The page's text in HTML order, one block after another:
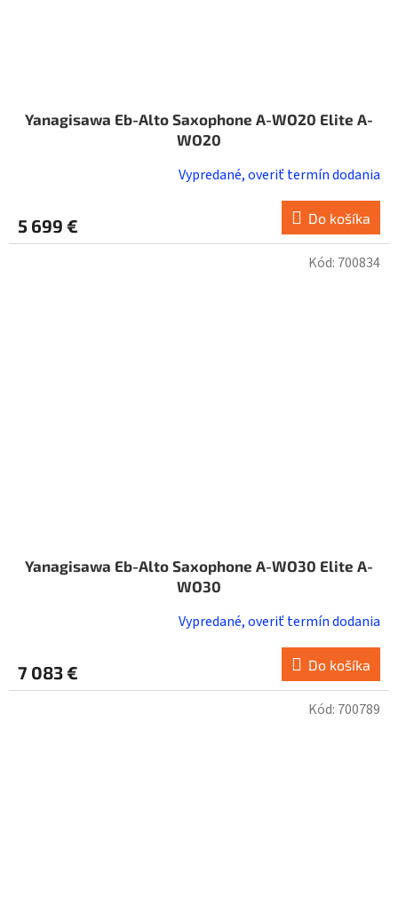
Yanagisawa Eb-Alto Saxophone A-WO20 Elite A-
WO20
Vypredané, overiť termín dodania
5 699 € Do košíka
Yanagisawa Eb-Alto Saxophone A-WO30 Elite A-
WO30
Vypredané, overiť termín dodania
7 083 € Do košíka
Kód: 700834
Kód: 700789